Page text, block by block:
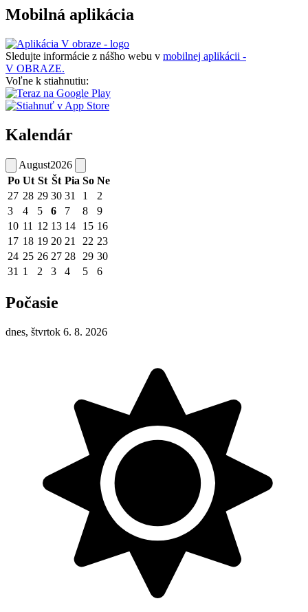
Mobilná aplikácia
Sledujte informácie z nášho webu v mobilnej aplikácii -
V OBRAZE.
Voľne k stiahnutiu:
Kalendár
August2026
Po Ut St Št Pia So Ne
27 28 29 30 31 1
2
3
4 5 6 7 8
9
10 11 12 13 14 15 16
17 18 19 20 21 22 23
24 25 26 27 28 29 30
31 1 2 3 4 5 6
Počasie
dnes, štvrtok 6. 8. 2026